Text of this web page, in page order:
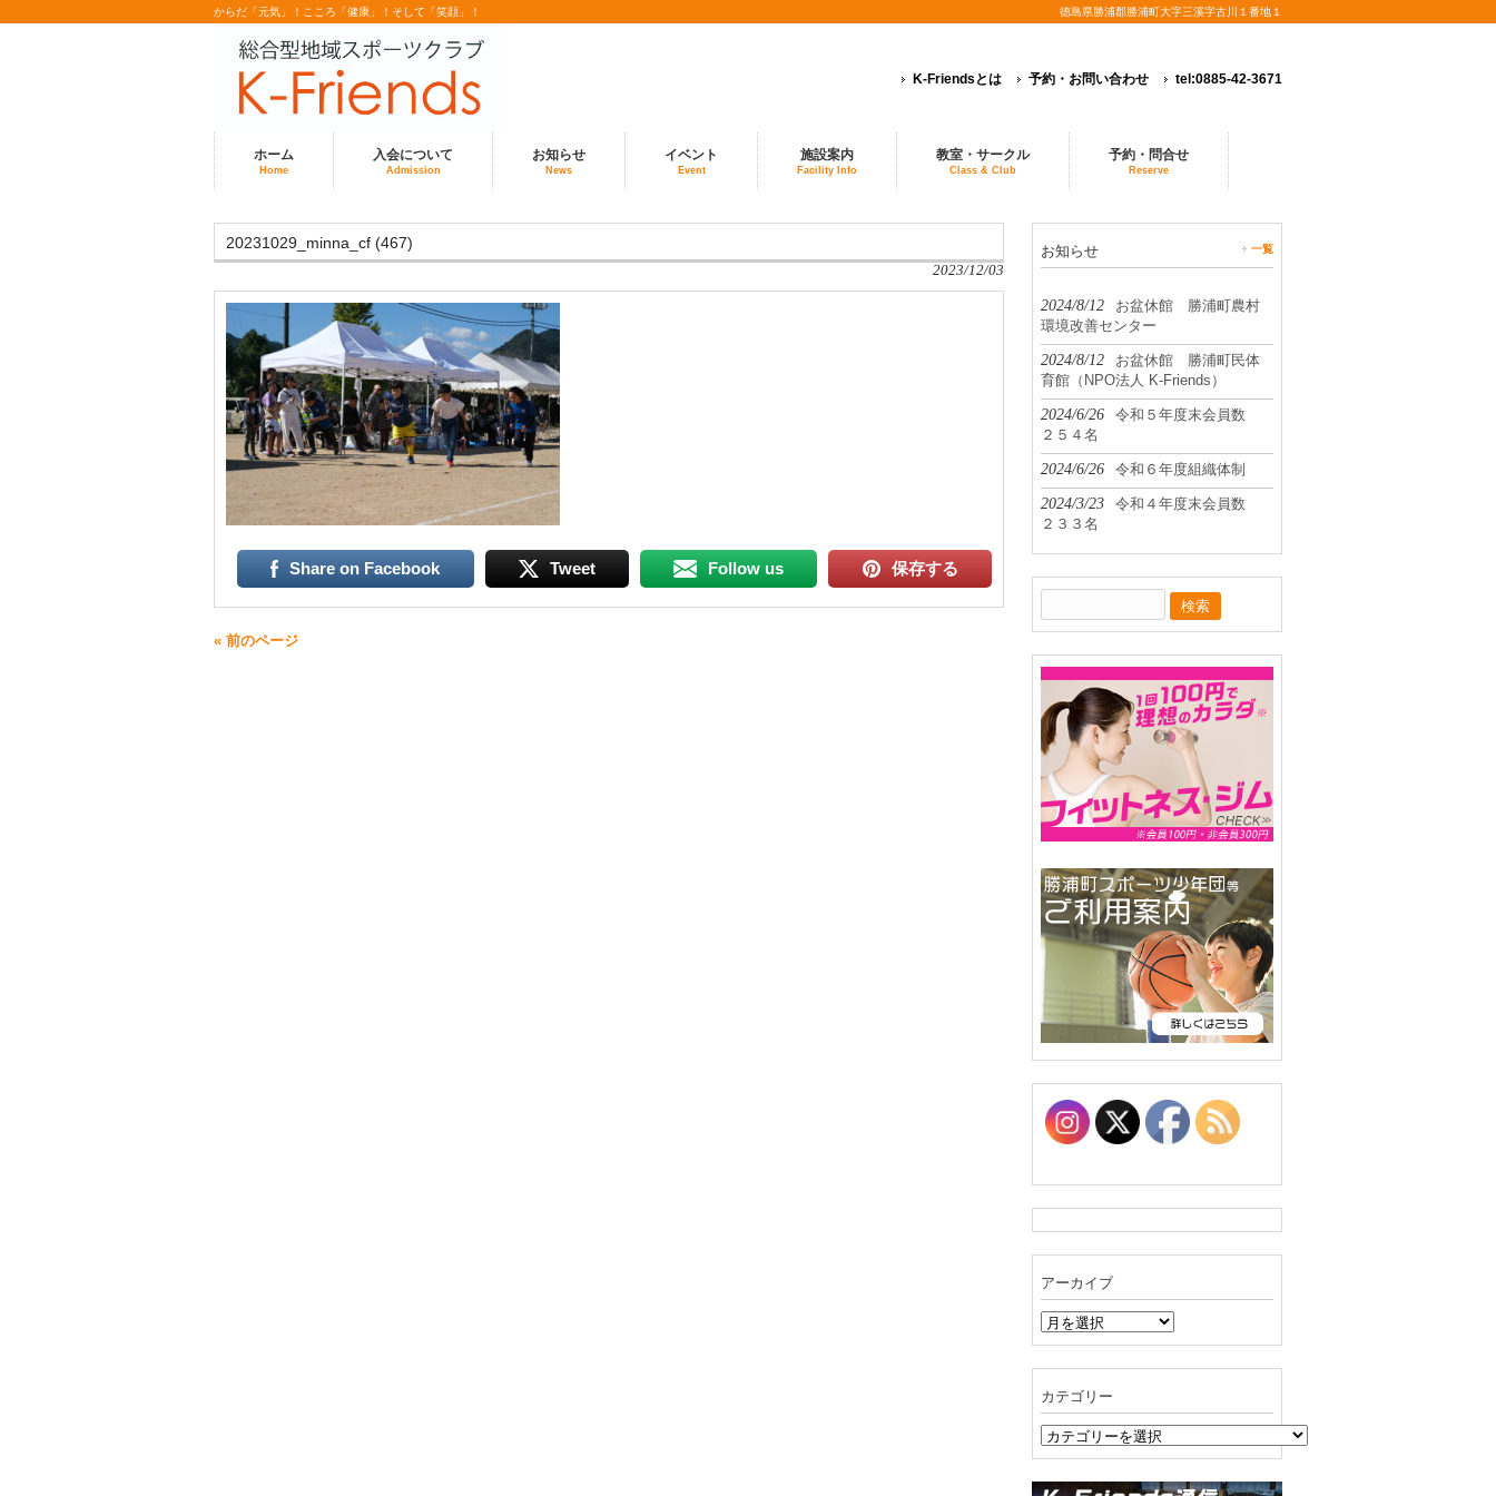
からだ「元気」！こころ「健康」！そして「笑顔」！ 徳島県勝浦郡勝浦町大字三溪字古川１番地１
K-Friendsとは 予約・お問い合わせ tel:0885-42-3671
ホーム
Home
入会について
Admission
お知らせ
News
イベント
Event
施設案内
Facility Info
教室・サークル
Class & Club
予約・問合せ
Reserve
20231029_minna_cf (467)
2023/12/03
Share on Facebook Tweet Follow us 保存する
« 前のページ
お知らせ 一覧
2024/8/12
お盆休館 勝浦町農村
環境改善センター
2024/8/12
お盆休館 勝浦町民体
育館（NPO法人 K-Friends）
2024/6/26
令和５年度末会員数
２５４名
2024/6/26 令和６年度組織体制
2024/3/23
令和４年度末会員数
２３３名
索:
アーカイブ
ア
ー
ブ
カテゴリー
カ
テ